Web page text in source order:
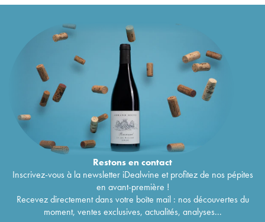
Restons encontact
Inscrivez-vous à la newsletter iDealwine et profitez de nos pépites
en avant-première !
Recevez directement dans votre boîte mail : nos découvertes du
moment, ventes exclusives, actualités, analyses...